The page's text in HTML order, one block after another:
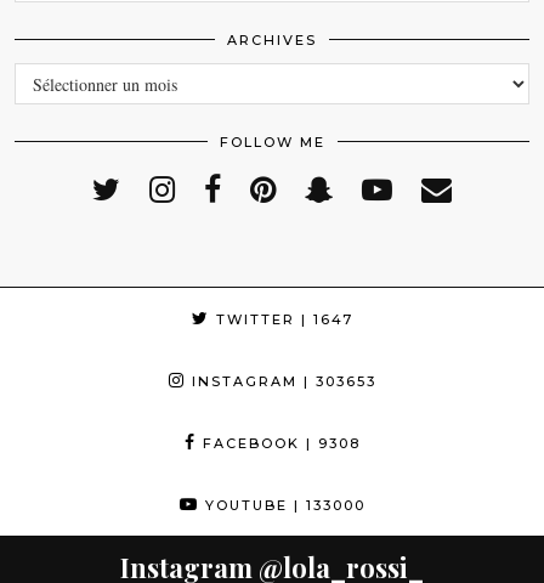
ARCHIVES
ARCHIVES
FOLLOW ME
TWITTER | 1647
INSTAGRAM | 303653
FACEBOOK | 9308
YOUTUBE | 133000
Instagram @lola_rossi_